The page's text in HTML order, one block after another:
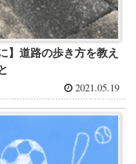
】道路の歩き方を教え
2021.05.19